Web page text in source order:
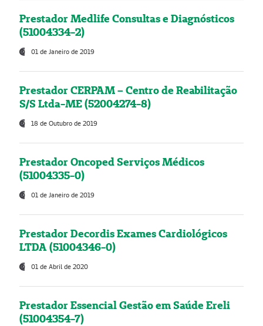
Prestador Medlife Consultas e Diagnósticos
(51004334-2)
01 de Janeiro de 2019
Prestador CERPAM – Centro de Reabilitação
S/S Ltda-ME (52004274-8)
18 de Outubro de 2019
Prestador Oncoped Serviços Médicos
(51004335-0)
01 de Janeiro de 2019
Prestador Decordis Exames Cardiológicos
LTDA (51004346-0)
01 de Abril de 2020
Prestador Essencial Gestão em Saúde Ereli
(51004354-7)